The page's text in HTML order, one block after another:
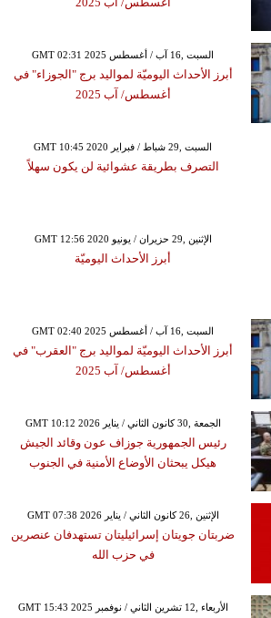
GMT 02:31 2025 السبت ,16 آب / أغسطس
أبرز الأحداث اليوميّة لمواليد برج "الجوزاء" في
أغسطس/ آب 2025
GMT 10:45 2020 السبت ,29 شباط / فبراير
التصرف بطريقة عشوائية لن يكون سهلاً
GMT 12:56 2020 الإثنين ,29 حزيران / يونيو
أبرز الأحداث اليوميّة
GMT 02:40 2025 السبت ,16 آب / أغسطس
أبرز الأحداث اليوميّة لمواليد برج "العقرب" في
أغسطس/ آب 2025
GMT 10:12 2026 الجمعة ,30 كانون الثاني / يناير
رئيس الجمهورية جوزاف عون وقائد الجيش
هيكل يبحثان الأوضاع الأمنية في الجنوب
GMT 07:38 2026 الإثنين ,26 كانون الثاني / يناير
ضربتان جويتان إسرائيليتان تستهدفان عنصرين
في حزب الله
GMT 15:43 2025 الأربعاء ,12 تشرين الثاني / نوفمبر